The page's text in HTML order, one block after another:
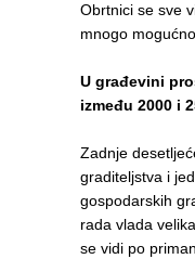
Obrtnici se sve
mnogo
U građevini
između 2000 i
Zadnje
graditeljstva i
gospodarskih
rada vlada
se vidi po